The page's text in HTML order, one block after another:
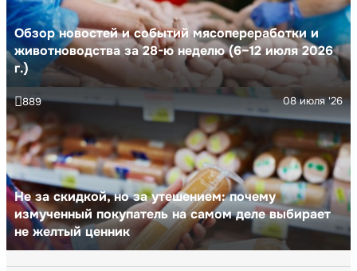
Обзор новостей и событий мясопереработки и
животноводства за 28-ю неделю (6–12 июля 2026
г.)
Не за скидкой, но за утешением: почему
измученный покупатель на самом деле выбирает
не желтый ценник
08 июля '26
889